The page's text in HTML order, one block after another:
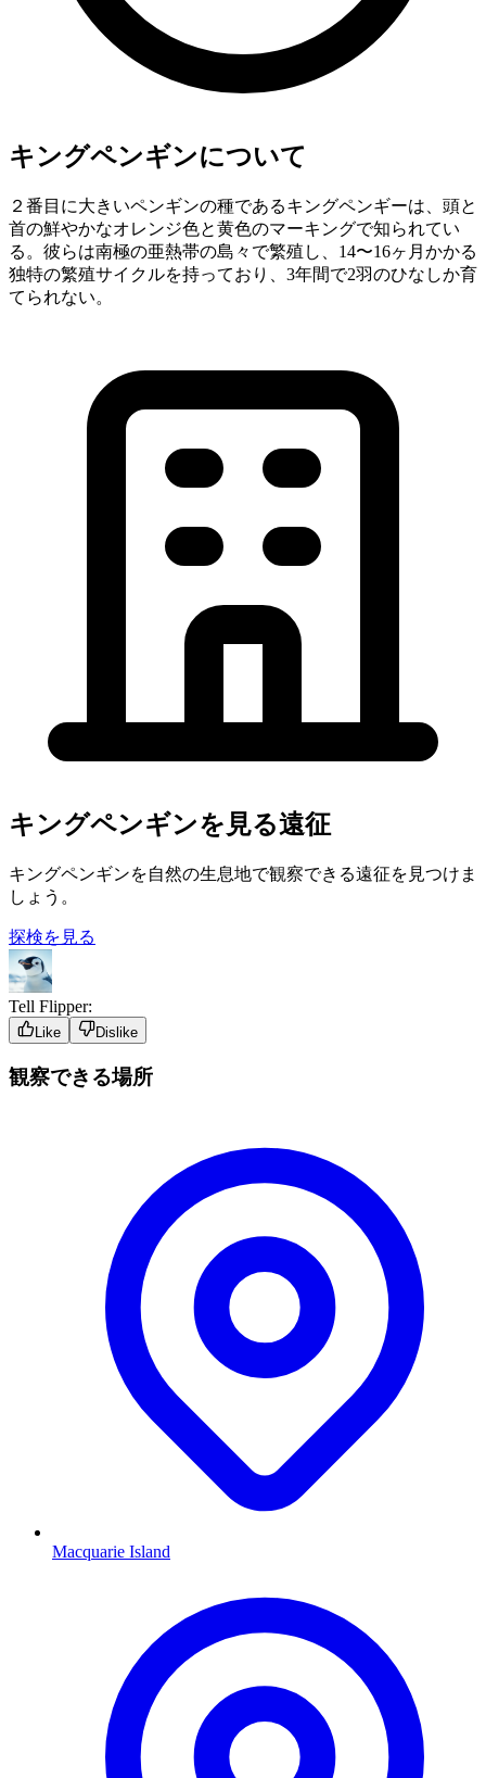
キングペンギンについて
２番目に大きいペンギンの種であるキングペンギーは、頭と
首の鮮やかなオレンジ色と黄色のマーキングで知られてい
る。彼らは南極の亜熱帯の島々で繁殖し、14〜16ヶ月かかる
独特の繁殖サイクルを持っており、3年間で2羽のひなしか育
てられない。
キングペンギンを見る遠征
キングペンギンを自然の生息地で観察できる遠征を見つけま
しょう。
探検を見る
Tell Flipper:
Like Dislike
観察できる場所
Macquarie Island